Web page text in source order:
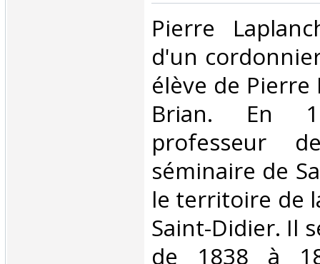
‎Pierre
d'un
élève de Pierre
Brian. En
professeur
séminaire de
le territoire de
Saint-Didier. Il
de 1838 à